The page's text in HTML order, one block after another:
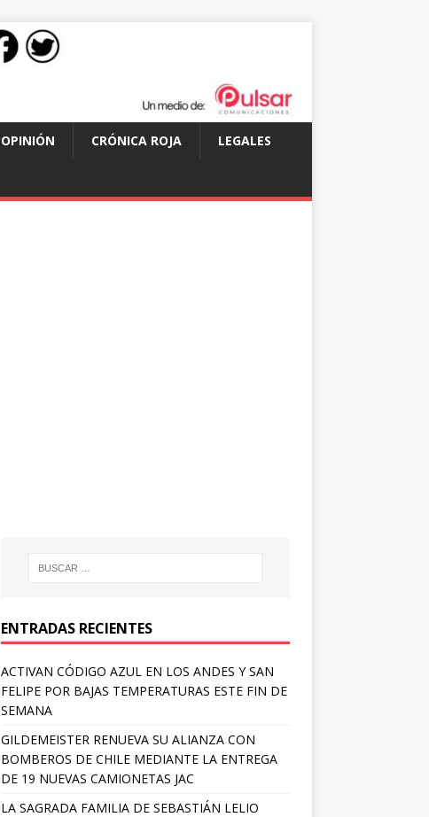
OPINIÓN CRÓNICA ROJA LEGALES
ENTRADAS RECIENTES
ACTIVAN CÓDIGO AZUL EN LOS ANDES Y SAN
FELIPE POR BAJAS TEMPERATURAS ESTE FIN DE
SEMANA
GILDEMEISTER RENUEVA SU ALIANZA CON
BOMBEROS DE CHILE MEDIANTE LA ENTREGA
DE 19 NUEVAS CAMIONETAS JAC
LA SAGRADA FAMILIA DE SEBASTIÁN LELIO